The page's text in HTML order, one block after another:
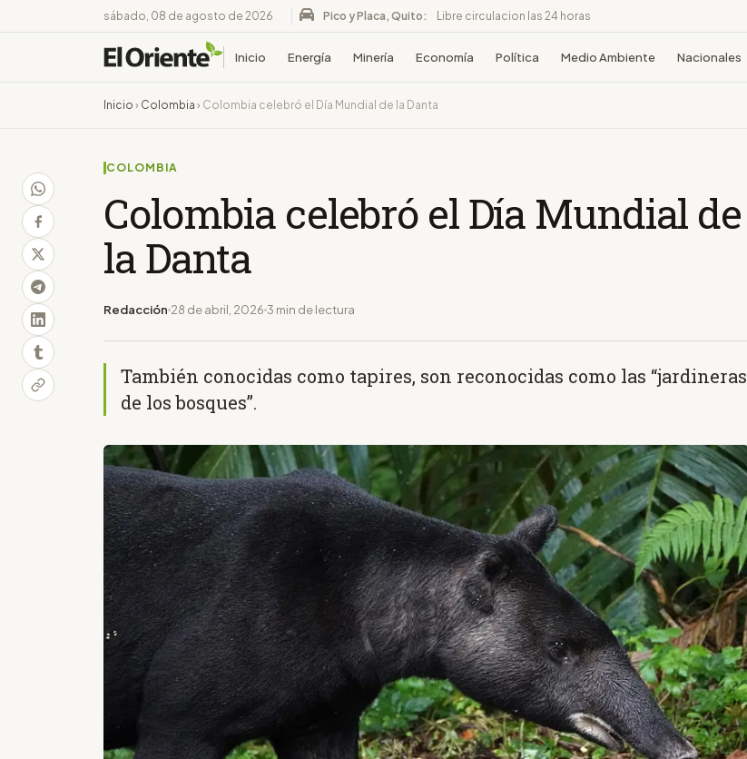
sábado, 08 de agosto de 2026 Pico y Placa, Quito: Libre circulacion las 24 horas
Inicio Energía Minería Economía Política Medio Ambiente Nacionales
Inicio › Colombia › Colombia celebró el Día Mundial de la Danta
COLOMBIA
Colombia celebró el Día Mundial de
la Danta
Redacción 28 de abril, 2026 3 min de lectura
También conocidas como tapires, son reconocidas como las “jardineras
de los bosques”.